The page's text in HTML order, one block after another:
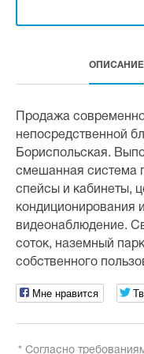
ОПИСАНИЕ
Продажа
непосредственной
Бориспольская.
смешанная система
спейсы и кабинеты,
кондиционирования
видеонаблюдение.
соток, наземный
собственного
Мне нравится
* Согласно